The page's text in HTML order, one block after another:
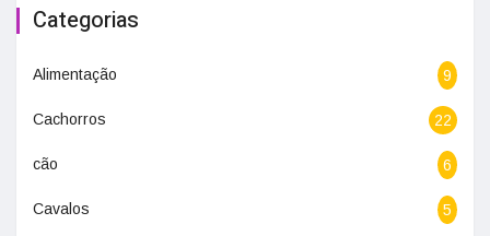
Categorias
Alimentação 9
Cachorros 22
cão 6
Cavalos 5